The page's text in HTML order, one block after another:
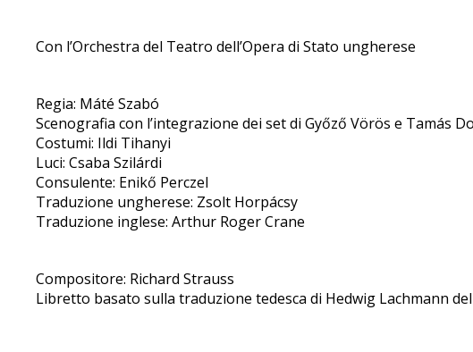
Con l’Orchestra del Teatro dell’Opera di Stato ungherese
Regia: Máté Szabó
Scenografia con l’integrazione dei set di Győző Vörös e Tamás
Costumi: Ildi Tihanyi
Luci: Csaba Szilárdi
Consulente: Enikő Perczel
Traduzione ungherese: Zsolt Horpácsy
Traduzione inglese: Arthur Roger Crane
Compositore: Richard Strauss
Libretto basato sulla traduzione tedesca di Hedwig Lachmann